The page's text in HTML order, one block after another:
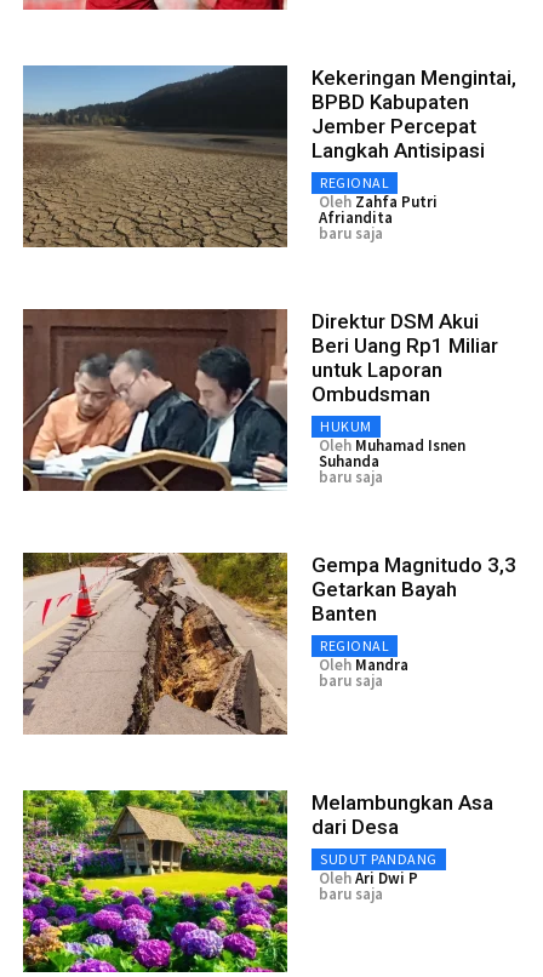
Kekeringan Mengintai,
BPBD Kabupaten
Jember Percepat
Langkah Antisipasi
REGIONAL
Oleh Zahfa Putri
Afriandita
baru saja
Direktur DSM Akui
Beri Uang Rp1 Miliar
untuk Laporan
Ombudsman
HUKUM
Oleh Muhamad Isnen
Suhanda
baru saja
Gempa Magnitudo 3,3
Getarkan Bayah
Banten
REGIONAL
Oleh Mandra
baru saja
Melambungkan Asa
dari Desa
SUDUT PANDANG
OlehAri Dwi P
baru saja